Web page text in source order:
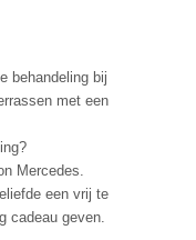
behandeling bij
met een
Mercedes.
een vrij te
cadeau geven.